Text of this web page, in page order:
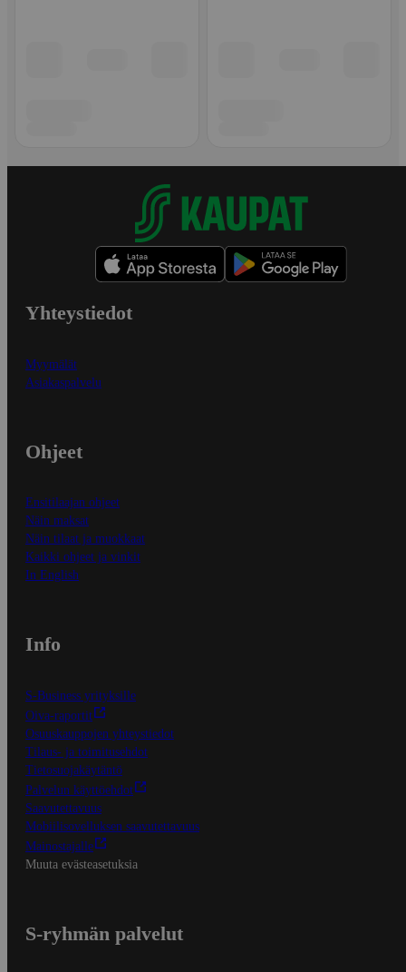
Yhteystiedot
Myymälät
Asiakaspalvelu
Ohjeet
Ensitilaajan ohjeet
Näin maksat
Näin tilaat ja muokkaat
Kaikki ohjeet ja vinkit
In English
Info
S-Business yrityksille
Oiva-raportit
Osuuskauppojen yhteystiedot
Tilaus- ja toimitusehdot
Tietosuojakäytäntö
Palvelun käyttöehdot
Saavutettavuus
Mobiilisovelluksen saavutettavuus
Mainostajalle
Muuta evästeasetuksia
S-ryhmän palvelut